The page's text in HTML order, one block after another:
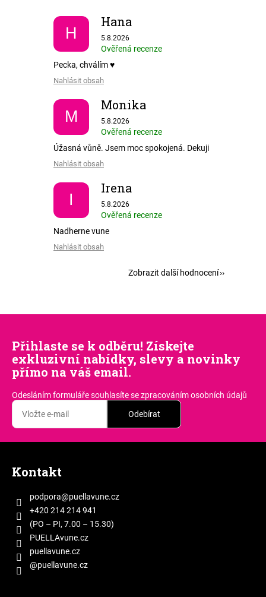
H
Hana
Hodnocení obchodu je 5 z 5 hvězdiček.
5.8.2026
Ověřená recenze
Pecka, chválím ♥️
Nahlásit obsah
M
Monika
Hodnocení obchodu je 5 z 5 hvězdiček.
5.8.2026
Ověřená recenze
Úžasná vůně. Jsem moc spokojená. Dekuji
Nahlásit obsah
I
Irena
Hodnocení obchodu je 5 z 5 hvězdiček.
5.8.2026
Ověřená recenze
Nadherne vune
Nahlásit obsah
Zobrazit další hodnocení
Přihlaste se k odběru! Získejte
exkluzivní nabídky, slevy a novinky
přímo na váš email.
Odesláním formuláře souhlasítese zpracováním osobních údajů
Odebírat
Kontakt
podpora@puellavune.cz
+420 214 214 941
(PO – PI, 7.00 – 15.30)
PUELLAvune.cz
puellavune.cz
@puellavune.cz